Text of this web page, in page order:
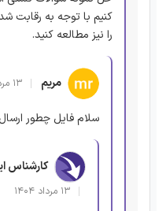
کنیم با توجه به رقابت
را نیز مطالعه کنید.
مریم ۱۳ مرداد ۱۴۰۴
سلام فایل چطور
کارشناس
۱۳ مرداد ۱۴۰۴